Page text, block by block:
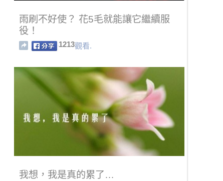
雨刷不好使？ 花5毛就能讓它繼續服
役！
1213觀看.
我想，我是真的累了…